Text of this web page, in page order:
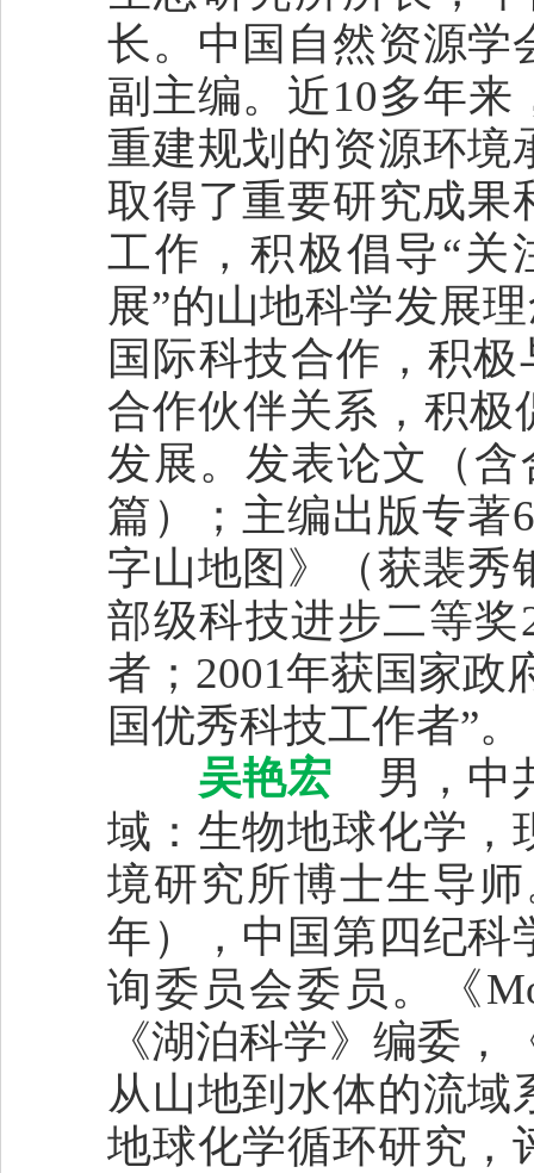
长。中国自然资源学
副主编。近10多年
重建规划的资源环境
取得了重要研究成果
工作，积极倡导“关
展”的山地科学发展
国际科技合作，积
合作伙伴关系，积极
发展。发表论文（含
篇）；主编出版专著
字山地图》（获裴秀
部级科技进步二等
者；2001年获国家政
国优秀科技工作者”。
吴艳宏
男，中
域：生物地球化学，
境研究所博士生导
年），中国第四纪科
询委员会委员。《
《湖泊科学》编委，
从山地到水体的流域
地球化学循环研究，